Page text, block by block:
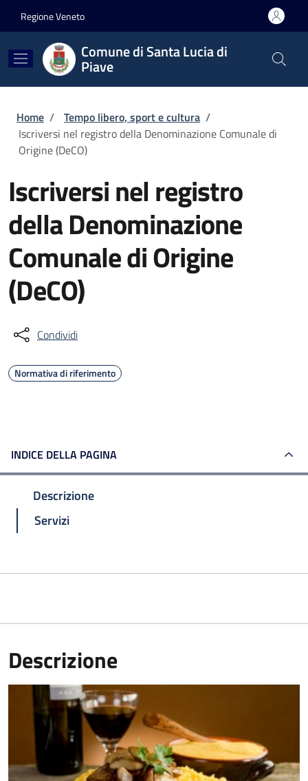
Regione Veneto
Comune di Santa Lucia di
Piave
Briciole di pane
Home / Tempo libero, sport e cultura /
Iscriversi nel registro della Denominazione Comunale di
Origine (DeCO)
Iscriversi nel registro
della Denominazione
Comunale di Origine
(DeCO)
Condividi
Normativa di riferimento
INDICE DELLA PAGINA
Descrizione
Servizi
Descrizione